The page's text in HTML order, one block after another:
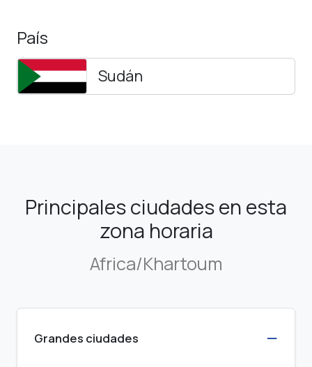
País
Sudán
Principales ciudades en esta
zona horaria
Africa/Khartoum
Grandes ciudades